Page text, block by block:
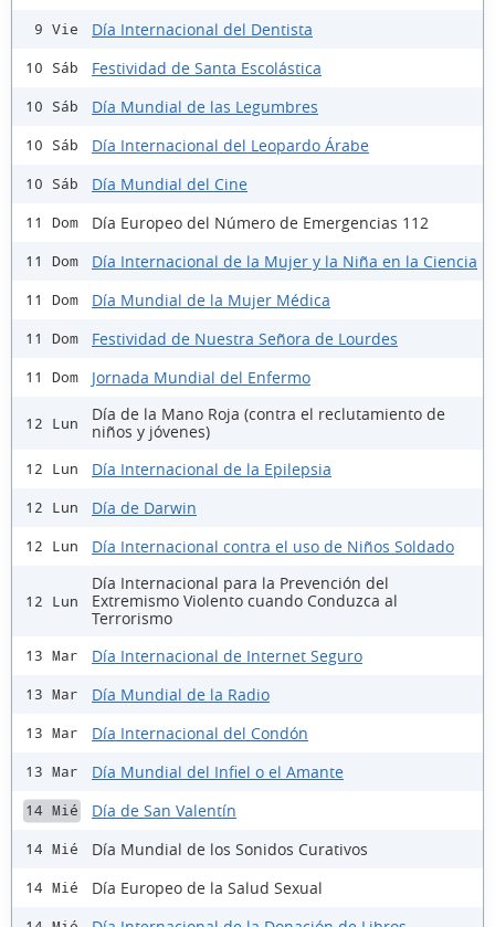
9 Vie Día Internacional del Dentista
10 Sáb Festividad de Santa Escolástica
10 Sáb Día Mundial de las Legumbres
10 Sáb Día Internacional del Leopardo Árabe
10 Sáb Día Mundial del Cine
11 Dom Día Europeo del Número de Emergencias 112
11 Dom Día Internacional de la Mujer y la Niña en la Ciencia
11 Dom Día Mundial de la Mujer Médica
11 Dom Festividad de Nuestra Señora de Lourdes
11 Dom Jornada Mundial del Enfermo
12 Lun
Día de la Mano Roja (contra el reclutamiento de
niños y jóvenes)
12 Lun Día Internacional de la Epilepsia
12 Lun Día de Darwin
12 Lun Día Internacional contra el uso de Niños Soldado
12 Lun
Día Internacional para la Prevención del
Extremismo Violento cuando Conduzca al
Terrorismo
13 Mar Día Internacional de Internet Seguro
13 Mar Día Mundial de la Radio
13 Mar Día Internacional del Condón
13 Mar Día Mundial del Infiel o el Amante
14 Mié Día de San Valentín
14 Mié Día Mundial de los Sonidos Curativos
14 Mié Día Europeo de la Salud Sexual